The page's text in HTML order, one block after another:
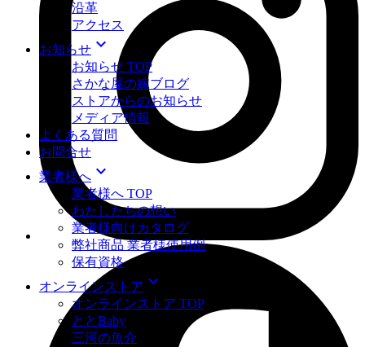
沿革
アクセス
お知らせ expand_more
お知らせ TOP
さかな屋の嫁ブログ
ストアからのお知らせ
メディア情報
よくある質問
お問合せ
業者様へ expand_more
業者様へ TOP
わたしたちの想い
業者様向けカタログ
弊社商品 業者様使用例
保有資格
オンラインストア expand_more
オンラインストア TOP
ととBaby
三河の魚介